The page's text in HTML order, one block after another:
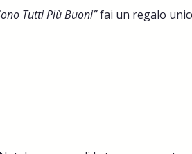
Tutti Più Buoni”fai un regalo